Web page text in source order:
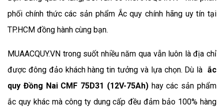
phối chính thức các sản phẩm Ắc quy chính hãng uy tín tại
TP.HCM đồng hành cùng bạn.
MUAACQUY.VN trong suốt nhiều năm qua vẫn luôn là địa chỉ
được đông đảo khách hàng tin tưởng và lựa chọn. Dù là ắc
quy Đồng Nai CMF 75D31 (12V-75Ah) hay các sản phẩm
ắc quy khác mà công ty dung cấp đều đảm bảo 100% hàng